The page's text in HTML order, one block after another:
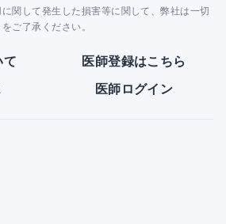
関して発生した損害等に関して、弊社は一切
ご了承ください。
て 医師登録はこちら
医師ログイン